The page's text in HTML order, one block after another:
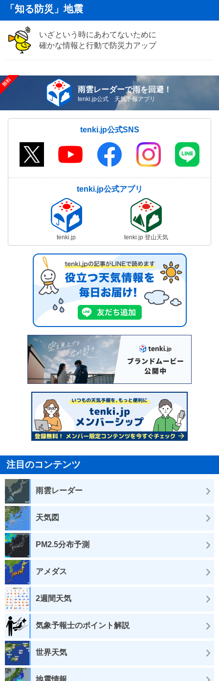
「知る防災」地震
いざという時にあわてないために
確かな情報と行動で防災力アップ
雨雲レーダーで雨を回避！
tenki.jp公式 天気予報アプリ
tenki.jp公式SNS
tenki.jp公式アプリ
tenki.jp tenki.jp 登山天気
注目のコンテンツ
雨雲レーダー
天気図
PM2.5分布予測
アメダス
2週間天気
気象予報士のポイント解説
世界天気
地震情報